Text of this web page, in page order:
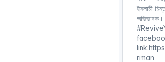
ইসলামী
অভিভাবক।
riman